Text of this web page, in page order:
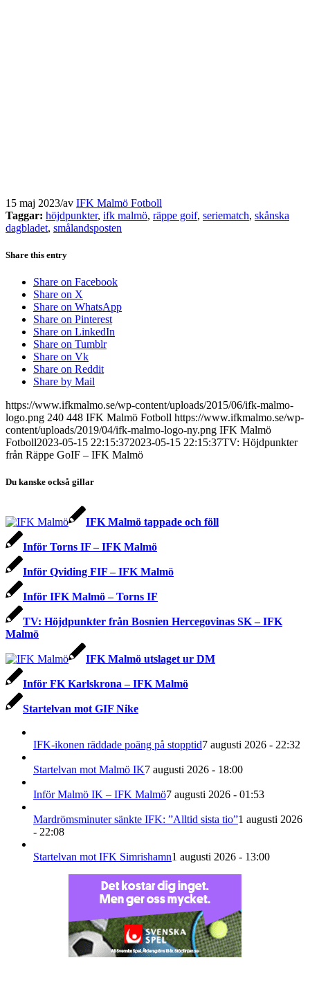
15 maj 2023/av IFK Malmö Fotboll
Taggar: höjdpunkter, ifk malmö, räppe goif, seriematch, skånska
dagbladet, smålandsposten
Share this entry
Share on Facebook
Share on X
Share on WhatsApp
Share on Pinterest
Share on LinkedIn
Share on Tumblr
Share on Vk
Share on Reddit
Share by Mail
https://www.ifkmalmo.se/wp-content/uploads/2015/06/ifk-malmo-
logo.png 240 448 IFK Malmö Fotboll https://www.ifkmalmo.se/wp-
content/uploads/2019/04/ifk-malmo-logo-ny.png IFK Malmö
Fotboll2023-05-15 22:15:372023-05-15 22:15:37TV: Höjdpunkter
från Räppe GoIF – IFK Malmö
Du kanske också gillar
IFK Malmö tappade och föll
Inför Torns IF – IFK Malmö
Inför Qviding FIF – IFK Malmö
Inför IFK Malmö – Torns IF
TV: Höjdpunkter från Bosnien Hercegovinas SK – IFK
Malmö
IFK Malmö utslaget ur DM
Inför FK Karlskrona – IFK Malmö
Startelvan mot GIF Nike
IFK-ikonen räddade poäng på stopptid7 augusti 2026 - 22:32
Startelvan mot Malmö IK7 augusti 2026 - 18:00
Inför Malmö IK – IFK Malmö7 augusti 2026 - 01:53
Mardrömsminuter sänkte IFK: ”Alltid sista tio”1 augusti 2026
- 22:08
Startelvan mot IFK Simrishamn1 augusti 2026 - 13:00